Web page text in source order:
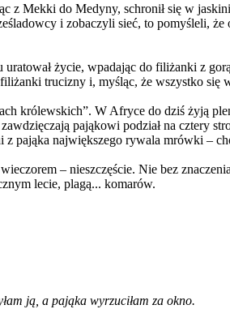
z Mekki do Medyny, schronił się w
i zobaczyli sieć, to pomyśleli,
życie, wpadając do filiżanki z
trucizny i, myśląc, że wszystko się
królewskich”. W Afryce do dziś żyją
pająkowi podział na cztery
pająka największego rywala mrówki –
– nieszczęście. Nie bez
lecie, plagą... komarów.
ją, a pająka wyrzuciłam za okno.